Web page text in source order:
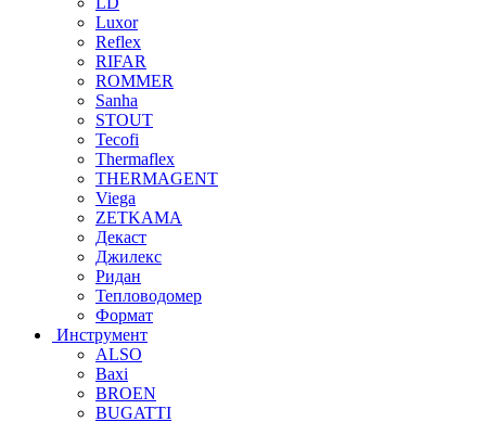
Luxor
Reflex
RIFAR
ROMMER
Sanha
STOUT
Tecofi
Thermaflex
THERMAGENT
Viega
ZETKAMA
Декаст
Джилекс
Ридан
Тепловодомер
Формат
Инструмент
ALSO
Baxi
BROEN
BUGATTI